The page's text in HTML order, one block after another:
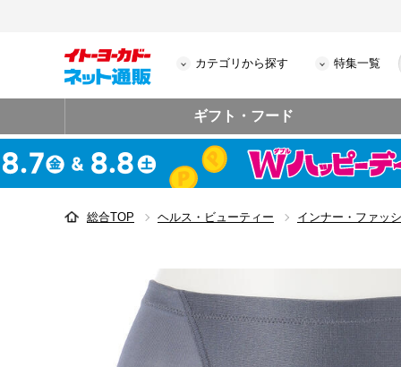
カテゴリから探す 特集一覧
ギフト・フード
総合TOP ヘルス・ビューティー インナー・ファッ